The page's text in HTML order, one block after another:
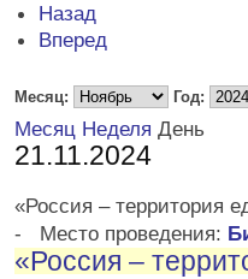
Назад
Вперед
Месяц: Год:
Месяц Неделя День
21.11.2024
«Россия – территория
-
Место проведения:
«Россия –